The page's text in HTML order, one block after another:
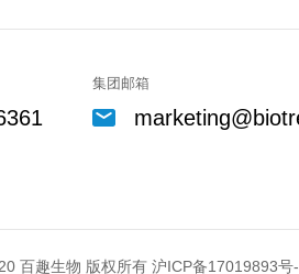
集团邮箱
百趣生物 版权所有沪ICP备17019893号